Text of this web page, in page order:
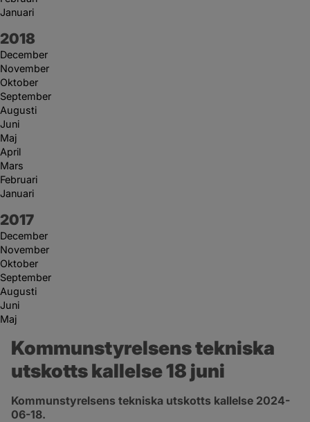
Januari
År:
2018
December
November
Oktober
September
Augusti
Juni
Maj
April
Mars
Februari
Januari
År:
2017
December
November
Oktober
September
Augusti
Juni
Maj
Kommunstyrelsens tekniska
utskotts kallelse 18 juni
Kommunstyrelsens tekniska utskotts kallelse 2024-
06-18.